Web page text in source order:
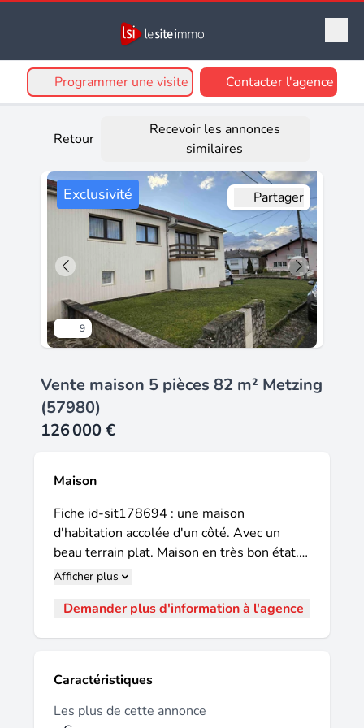
Programmer une visite Contacter l'agence
Retour
Recevoir les annonces
similaires
Exclusivité
9
Partager
Vente maison 5 pièces 82 m² Metzing
(57980)
126 000 €
Maison
Fiche id-sit178694 : une maison
d'habitation accolée d'un côté. Avec un
beau terrain plat. Maison en très bon état.
Avec une cave. Et un abri du jardin en dur.
avec beau terrain plat charmante maison
abri de jardin en dur. Rez-de-chaussée :
cuisine salle à manger avec petit balcon
salon lumineux 3 chambres salle de bain
Afficher plus
Demander plus d'information à l'agence
Caractéristiques
Les plus de cette annonce